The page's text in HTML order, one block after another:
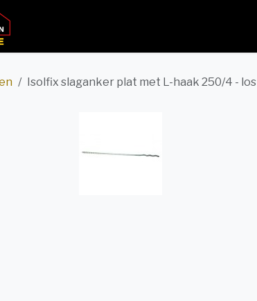
Isolfix slaganker plat met L-haak 250/4 - los